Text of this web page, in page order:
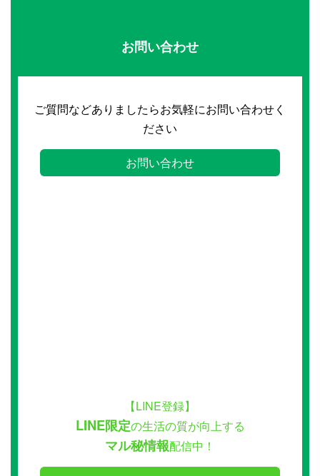
お問い合わせ
ご質問などありましたらお気軽にお問い合わせく
ださい
お問い合わせ
【LINE登録】
LINE限定の生活の質が向上する
マル秘情報配信中！